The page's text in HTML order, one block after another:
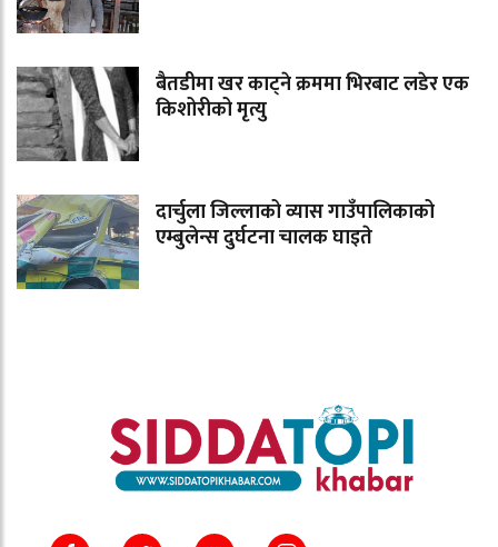
बैतडीमा खर काट्ने क्रममा भिरबाट लडेर एक
किशोरीको मृत्यु
दार्चुला जिल्लाको व्यास गाउँपालिकाको
एम्बुलेन्स दुर्घटना चालक घाइते